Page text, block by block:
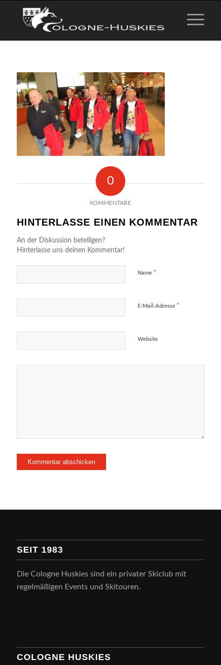
0
KOMMENTARE
HINTERLASSE EINEN KOMMENTAR
An der Diskussion beteiligen?
Hinterlasse uns deinen Kommentar!
Name *
E-Mail-Adresse *
Website
SEIT 1983
Die Cologne Huskies sind ein privater Skiclub mit
regelmäßigen Events und Skitouren.
COLOGNE HUSKIES